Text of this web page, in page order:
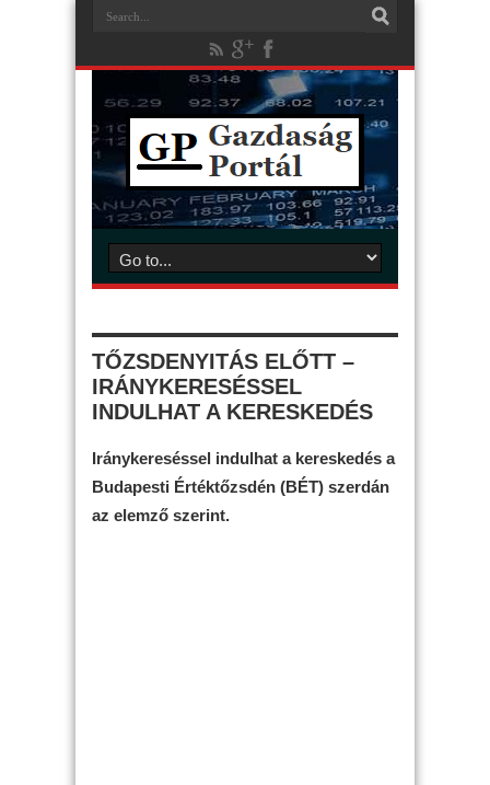
TŐZSDENYITÁS ELŐTT –
IRÁNYKERESÉSSEL
INDULHAT A KERESKEDÉS
Iránykereséssel indulhat a kereskedés a
Budapesti Értéktőzsdén (BÉT) szerdán
az elemző szerint.